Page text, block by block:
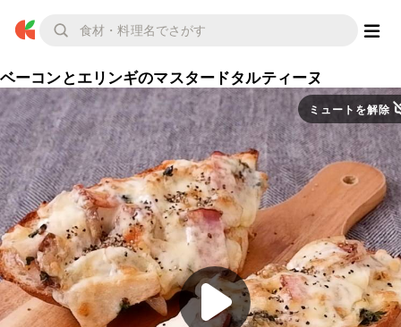
ベーコンとエリンギのマスタードタルティーヌ
ミュートを解除